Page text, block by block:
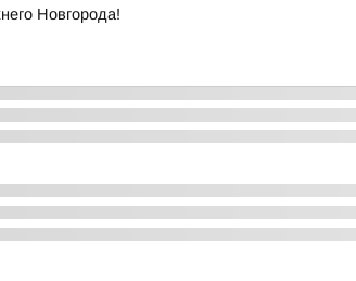
Новгорода!